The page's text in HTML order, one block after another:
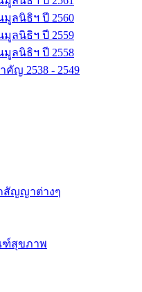
มูลนิธิฯ ปี 2560
มูลนิธิฯ ปี 2559
มูลนิธิฯ ปี 2558
ญ 2538 - 2549
สัญญาต่างๆ
ฑ์สุขภาพ